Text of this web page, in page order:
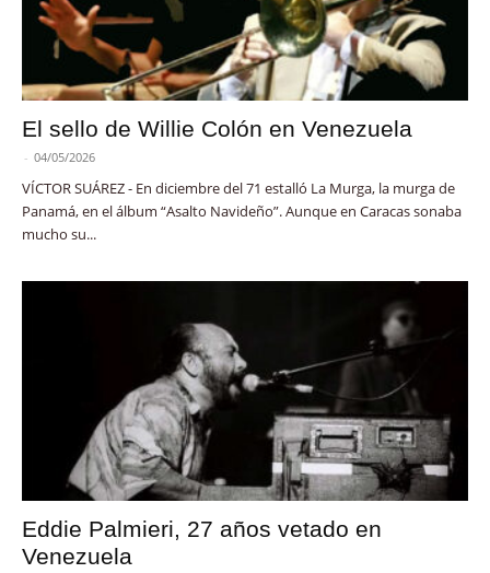
El sello de Willie Colón en Venezuela
- 04/05/2026
VÍCTOR SUÁREZ - En diciembre del 71 estalló La Murga, la murga de
Panamá, en el álbum “Asalto Navideño”. Aunque en Caracas sonaba
mucho su...
Eddie Palmieri, 27 años vetado en
Venezuela